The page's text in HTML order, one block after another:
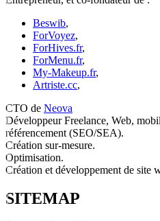
Beswib,
ForVoyez,
ForHives.fr,
ForMenu.fr,
My-Makeup.fr,
Artriste.cc,
CTO de Neova
Développeur Freelance, Web,
référencement (SEO/SEA).
Création sur-mesure.
Optimisation.
Création et développement de site
SITEMAP